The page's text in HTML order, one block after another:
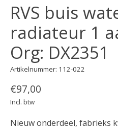
RVS buis
radiateur 1
Org: DX2351
Artikelnummer: 112-022
€97,00
Incl. btw
Nieuw onderdeel, fabrieks